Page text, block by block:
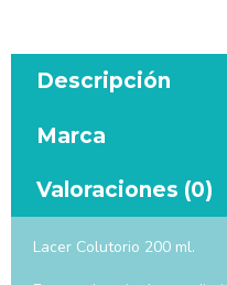
Descripción
Marca
Valoraciones (0)
Lacer Colutorio 200 ml.